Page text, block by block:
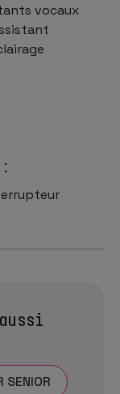
vocaux
SENIOR